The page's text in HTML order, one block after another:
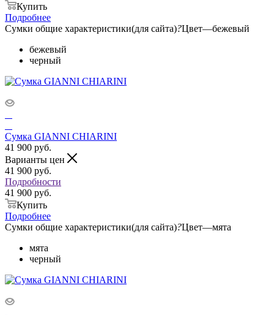
Купить
Подробнее
Сумки общие характеристики(для сайта)?Цвет—бежевый
бежевый
черный
Сумка GIANNI CHIARINI
41 900 руб.
Варианты цен
41 900 руб.
Подробности
41 900 руб.
Купить
Подробнее
Сумки общие характеристики(для сайта)?Цвет—мята
мята
черный